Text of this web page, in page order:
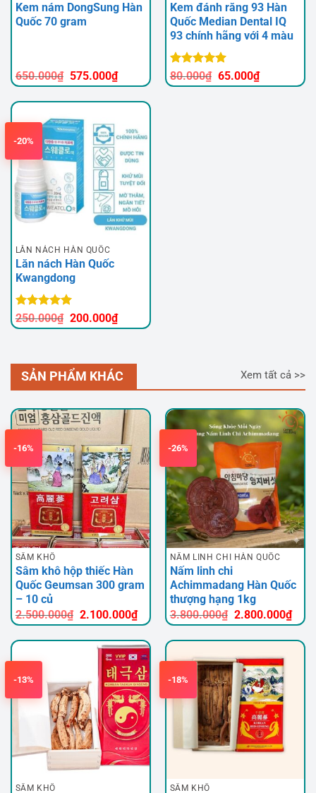
Kem nám DongSung Hàn
Quốc 70 gram
650.000₫ Giá
gốc
là:
575.000₫Giá
hiện
tại
Kem đánh răng 93 Hàn
Quốc Median Dental IQ
93 chính hãng với 4 màu
Được xếp
hạng55
80.000₫ 65.000₫
-20%
LĂN NÁCH HÀN QUỐC
Lăn nách Hàn Quốc
Kwangdong
Được xếp
hạng55
250.000₫ Giá
gốc
200.000₫Giá
hiện
200.000₫.
SẢN PHẨM KHÁC Xem tất cả >>
-16%
SÂM KHÔ
Sâm khô hộp thiếc Hàn
Quốc Geumsan 300 gram
– 10 củ
2.500.000₫ Giá
gốc
là:
2.500.000₫.
2.100.000₫Giá
hiện
tại
là:
2.100.000₫.
-26%
NẤM LINH CHI HÀN QUỐC
Nấm linh chi
Achimmadang Hàn Quốc
thượng hạng 1kg
3.800.000₫ Giá
gốc
là:
2.800.000₫Giá
hiện
tại
là:
-13%
SÂM KHÔ
-18%
SÂM KHÔ